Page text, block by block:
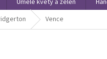
Umelé kvety a zeleň
Vence